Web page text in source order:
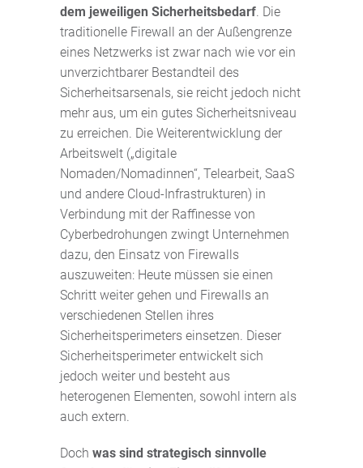
dem jeweiligen Sicherheitsbedarf . Die
traditionelle Firewall an der Außengrenze
eines Netzwerks ist zwar nach wie vor ein
unverzichtbarer Bestandteil des
Sicherheitsarsenals, sie reicht jedoch nicht
mehr aus, um ein gutes Sicherheitsniveau
zu erreichen. Die Weiterentwicklung der
Arbeitswelt („digitale
Nomaden/Nomadinnen“, Telearbeit, SaaS
und andere Cloud-Infrastrukturen) in
Verbindung mit der Raffinesse von
Cyberbedrohungen zwingt Unternehmen
dazu, den Einsatz von Firewalls
auszuweiten: Heute müssen sie einen
Schritt weiter gehen und Firewalls an
verschiedenen Stellen ihres
Sicherheitsperimeters einsetzen. Dieser
Sicherheitsperimeter entwickelt sich
jedoch weiter und besteht aus
heterogenen Elementen, sowohl intern als
auch extern.
Doch was sind strategisch sinnvolle